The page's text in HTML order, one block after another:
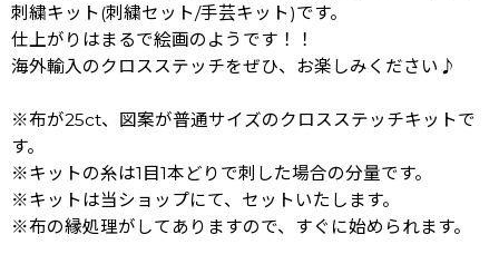
刺繍キット(刺繍セット/手芸キット)です。
仕上がりはまるで絵画のようです！！
海外輸入のクロスステッチをぜひ、お楽しみください♪
※布が25ct、図案が普通サイズのクロスステッチキットで
す。
※キットの糸は1目1本どりで刺した場合の分量です。
※キットは当ショップにて、セットいたします。
※布の縁処理がしてありますので、すぐに始められます。